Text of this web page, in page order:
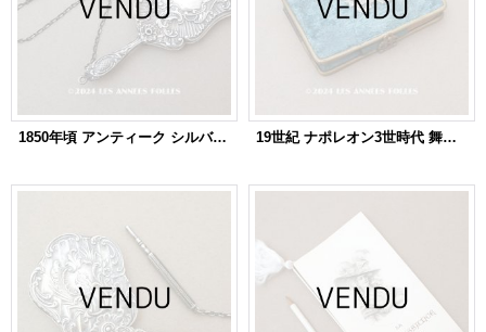
1850年頃 アンティーク シルバー製 舞踏会の手帳 ミラー＆ペンシル付 ファン型 CARNET DE BAL カルネ・ド・バル 19世紀 ナポレオン3世時代 舞踏会の手帳 ペンシル付 CARNET DE BAL カルネ・ド・バル